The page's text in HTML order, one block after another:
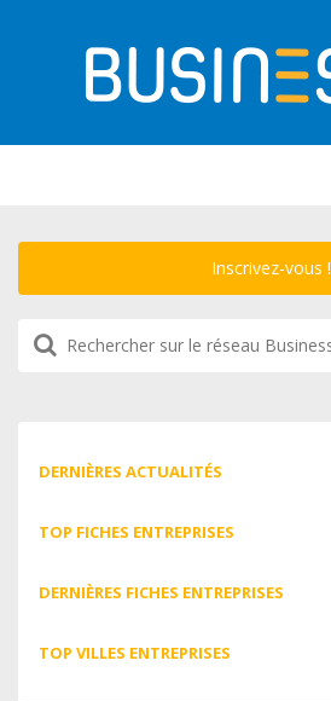
Inscrivez-vous !
DERNIÈRES ACTUALITÉS
TOP FICHES ENTREPRISES
DERNIÈRES FICHES ENTREPRISES
TOP VILLES ENTREPRISES